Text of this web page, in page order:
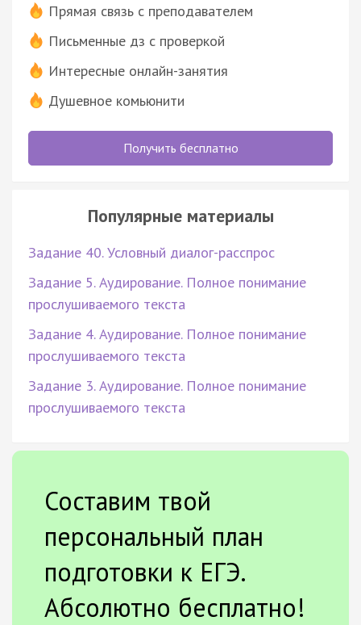
Прямая связь с преподавателем
Письменные дз с проверкой
Интересные онлайн-занятия
Душевное комьюнити
Получить бесплатно
Популярные материалы
Задание 40. Условный диалог-расспрос
Задание 5. Аудирование. Полное понимание
прослушиваемого текста
Задание 4. Аудирование. Полное понимание
прослушиваемого текста
Задание 3. Аудирование. Полное понимание
прослушиваемого текста
Составим твой
персональный план
подготовки к ЕГЭ.
Абсолютно бесплатно!